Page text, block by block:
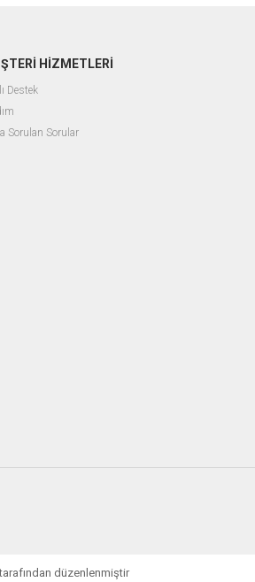
HİZMETLERİ
Destek
Sorulan Sorular
düzenlenmiştir